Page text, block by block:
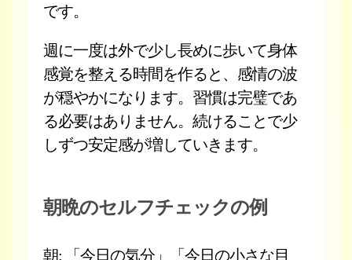
です。
週に一度は外で少し長めに歩いて身体
感覚を整える時間を作ると、感情の波
が穏やかになります。習慣は完璧であ
る必要はありません。続けることで少
しずつ安定感が増していきます。
朝晩のセルフチェックの例
朝: 「今日の気分」「今日の小さな目